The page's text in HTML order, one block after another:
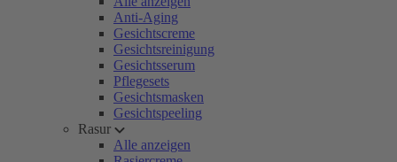
Anti-Aging
Gesichtscreme
Gesichtsreinigung
Gesichtsserum
Pflegesets
Gesichtsmasken
Gesichtspeeling
Rasur
Alle anzeigen